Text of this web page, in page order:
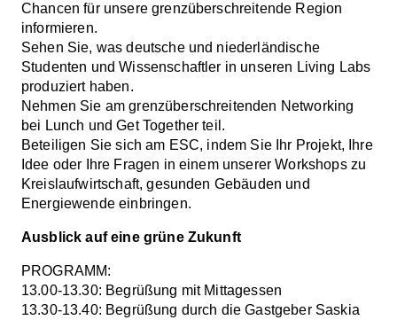
Chancen für unsere grenzüberschreitende Region
informieren.
Sehen Sie, was deutsche und niederländische
Studenten und Wissenschaftler in unseren Living Labs
produziert haben.
Nehmen Sie am grenzüberschreitenden Networking
bei Lunch und Get Together teil.
Beteiligen Sie sich am ESC, indem Sie Ihr Projekt, Ihre
Idee oder Ihre Fragen in einem unserer Workshops zu
Kreislaufwirtschaft, gesunden Gebäuden und
Energiewende einbringen.
Ausblick auf eine grüne Zukunft
PROGRAMM:
13.00-13.30: Begrüßung mit Mittagessen
13.30-13.40: Begrüßung durch die Gastgeber Saskia